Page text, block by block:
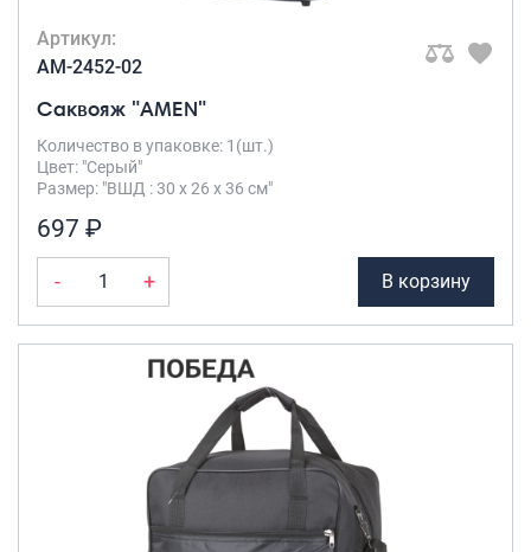
Артикул:
AM-2452-02
Саквояж "AMEN"
Количество в упаковке: 1(шт.)
Цвет: "Серый"
Размер: "ВШД : 30 х 26 х 36 см"
697 ₽
- + В корзину